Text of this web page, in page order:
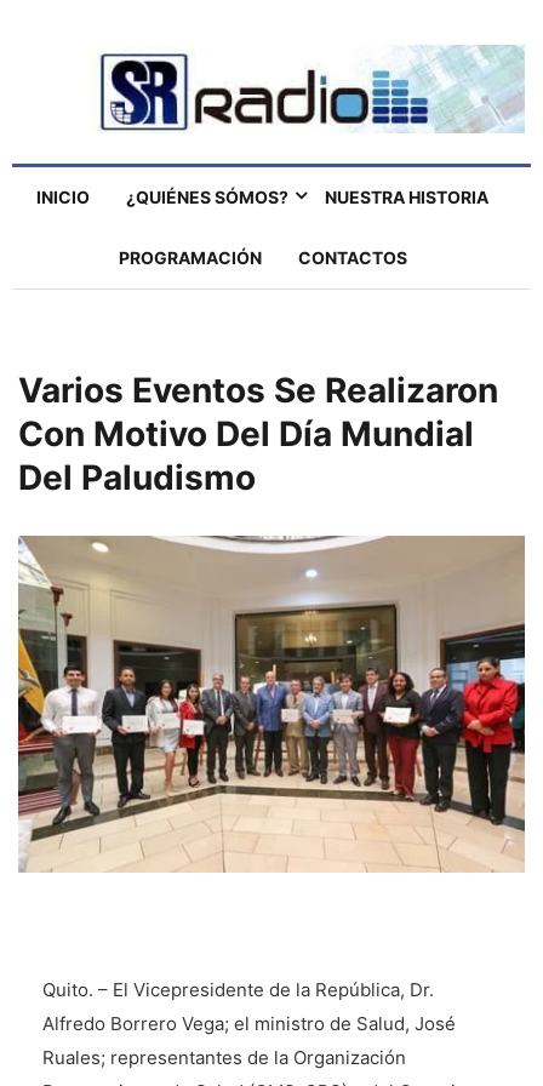
INICIO ¿QUIÉNES SÓMOS? NUESTRA HISTORIA
PROGRAMACIÓN CONTACTOS
Varios Eventos Se Realizaron
Con Motivo Del Día Mundial
Del Paludismo
Quito. – El Vicepresidente de la República, Dr.
Alfredo Borrero Vega; el ministro de Salud, José
Ruales; representantes de la Organización